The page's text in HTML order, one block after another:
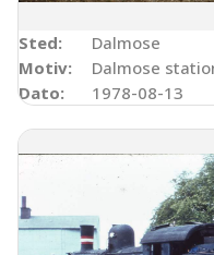
Sted:
Dalmose
Motiv:
Dalmose
Dato:
1978-08-13